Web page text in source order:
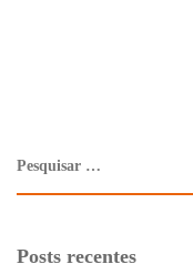
Posts recentes